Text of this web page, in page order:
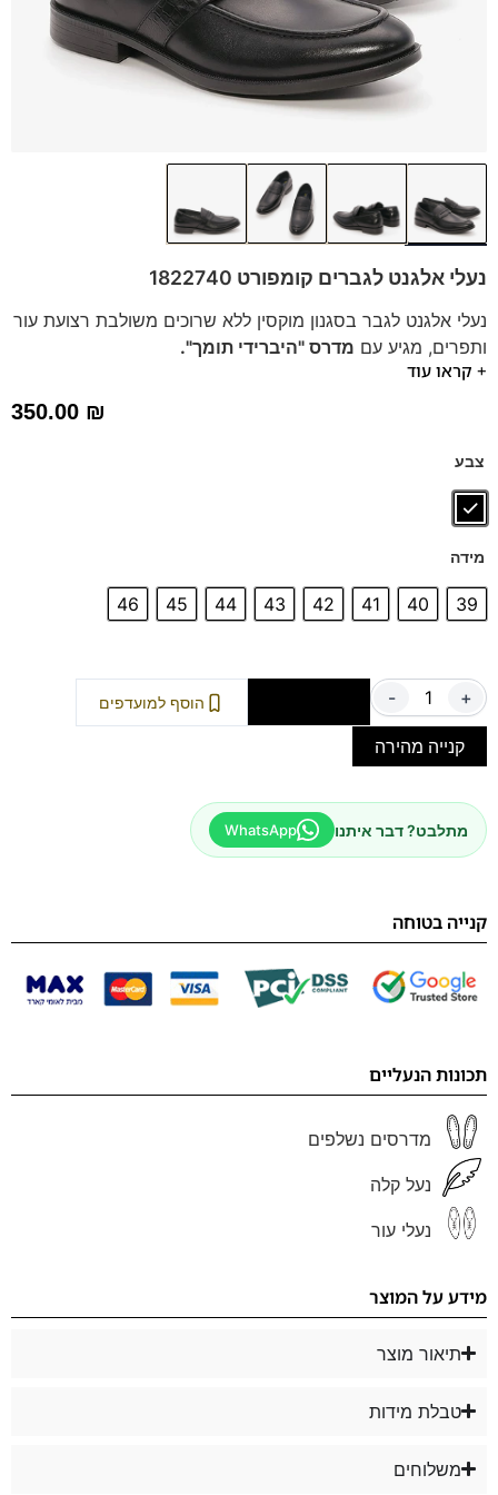
נעלי אלגנט לגברים קומפורט 1822740
נעלי אלגנט לגבר בסגנון מוקסין ללא שרוכים משולבת רצועת עור
ותפרים, מגיע עם מדרס "היברידי תומך".
נעלים נוחות במיוחד – מקולקציית ה
+ קראו עוד
350.00 ₪
צבע
מידה
39
40
41
42
43
44
45
46
- + הוסף למועדפים
קנייה מהירה
מתלבט? דבר איתנו WhatsApp
קנייה בטוחה
תכונות הנעליים
מדרסים נשלפים
נעל קלה
נעלי עור
מידע על המוצר
תיאור מוצר
טבלת מידות
משלוחים